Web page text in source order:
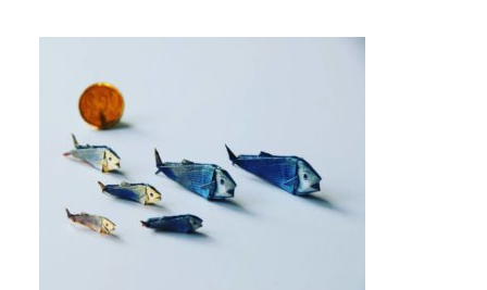
ORIGAMI
GALLERIA
GIORNALE
RICERCA